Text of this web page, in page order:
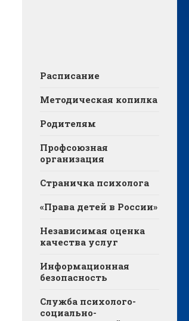
Расписание
Методическая копилка
Родителям
Профсоюзная
организация
Страничка психолога
«Права детей в России»
Независимая оценка
качества услуг
Информационная
безопасность
Служба психолого-
социально-